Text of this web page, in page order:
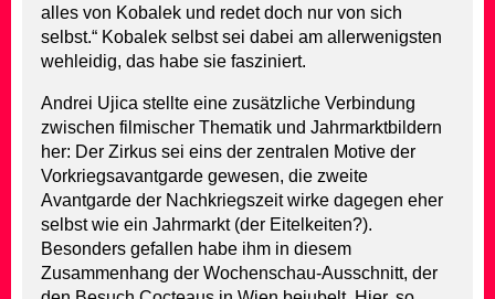
alles von Kobalek und redet doch nur von sich
selbst.“ Kobalek selbst sei dabei am allerwenigsten
wehleidig, das habe sie fasziniert.
Andrei Ujica stellte eine zusätzliche Verbindung
zwischen filmischer Thematik und Jahrmarktbildern
her: Der Zirkus sei eins der zentralen Motive der
Vorkriegsavantgarde gewesen, die zweite
Avantgarde der Nachkriegszeit wirke dagegen eher
selbst wie ein Jahrmarkt (der Eitelkeiten?).
Besonders gefallen habe ihm in diesem
Zusammenhang der Wochenschau-Ausschnitt, der